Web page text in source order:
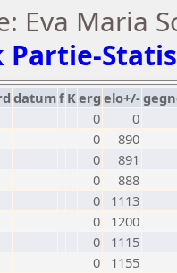
Eva Maria
Partie-
datumf Kerg elo+/-
0
0
0
890
0
891
0
888
0
1113
0
1200
0
1115
0
1155